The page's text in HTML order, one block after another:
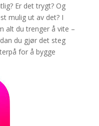
Er det trygt? Og
mulig ut av det? I
alt du trenger å vite –
du gjør det steg
for å bygge